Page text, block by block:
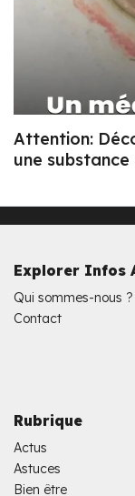
Attention:
une
Explorer Infos
Qui sommes-nous ?
Contact
Rubrique
Actus
Astuces
Bien être